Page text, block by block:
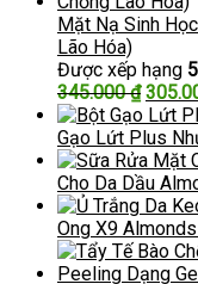
Mặt Nạ Sinh
Lão Hóa)
Được xếp hạng
345.000₫ Giá
gốc
là:
Gạo Lứt Plus
Cho Da Dầu
Ong X9 Almonds